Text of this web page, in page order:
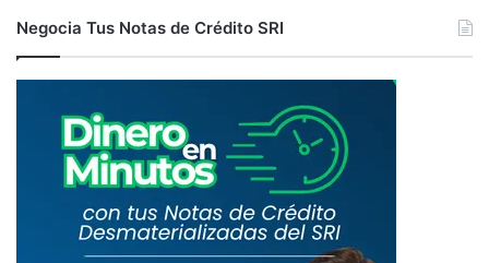
Negocia Tus Notas de Crédito SRI